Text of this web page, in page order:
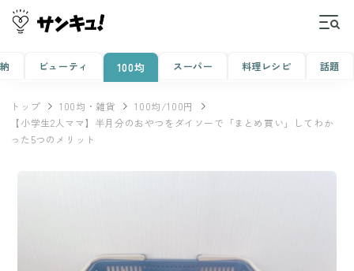
ビューティ 100均 スーパー 料理レシピ 話題
トップ 100均・雑貨
100均/100円
【小学生2人ママ】半月分のおやつをダイソーで「まとめ買い」してわか
った5つのメリット